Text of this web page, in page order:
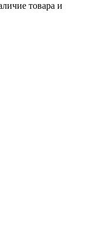
товара и